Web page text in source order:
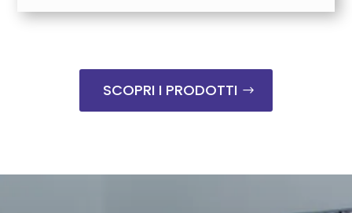
SCOPRI I PRODOTTI